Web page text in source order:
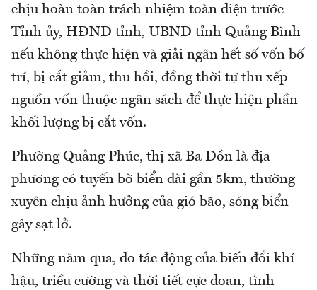
chịu hoàn toàn trách nhiệm toàn diện trước
Tỉnh ủy, HĐND tỉnh, UBND tỉnh Quảng Bình
nếu không thực hiện và giải ngân hết số vốn bố
trí, bị cắt giảm, thu hồi, đồng thời tự thu xếp
nguồn vốn thuộc ngân sách để thực hiện phần
khối lượng bị cắt vốn.
Phường Quảng Phúc, thị xã Ba Đồn là địa
phương có tuyến bờ biển dài gần 5km, thường
xuyên chịu ảnh hưởng của gió bão, sóng biển
gây sạt lở.
Những năm qua, do tác động của biến đổi khí
hậu, triều cường và thời tiết cực đoan, tình